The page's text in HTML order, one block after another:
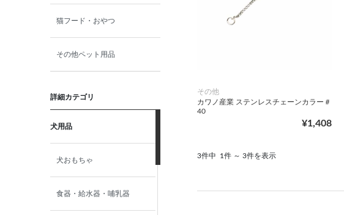
猫フード・おやつ
その他ペット用品
詳細カテゴリ
犬用品
犬おもちゃ
食器・給水器・哺乳器
その他
カワノ産業 ステンレスチェーンカラー＃
40
¥1,408
3件中 1件 ～ 3件を表示